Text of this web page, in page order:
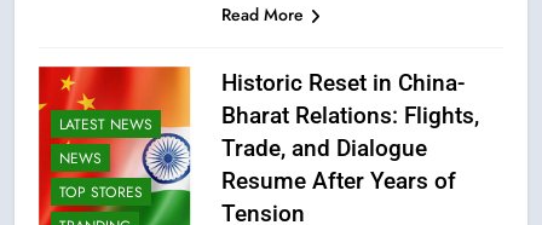
Read More
LATEST NEWS
NEWS
TOP STORES
Historic Reset in China-
Bharat Relations: Flights,
Trade, and Dialogue
Resume After Years of
Tension